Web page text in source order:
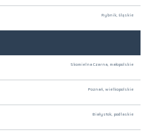
Rybnik, śląskie
Skomielna Czarna, małopolskie
Poznań, wielkopolskie
Białystok, podlaskie